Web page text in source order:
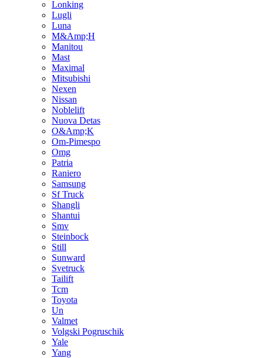
Lonking
Lugli
Luna
M&Amp;H
Manitou
Mast
Maximal
Mitsubishi
Nexen
Nissan
Noblelift
Nuova Detas
O&Amp;K
Om-Pimespo
Omg
Patria
Raniero
Samsung
Sf Truck
Shangli
Shantui
Smv
Steinbock
Still
Sunward
Svetruck
Tailift
Tcm
Toyota
Un
Valmet
Volgski Pogruschik
Yale
Yang